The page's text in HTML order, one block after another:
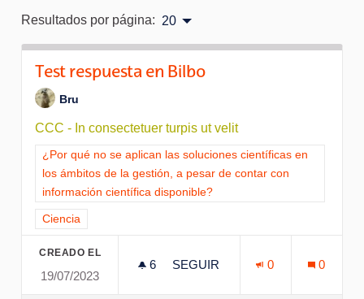
Resultados por página: 20
Test respuesta en Bilbo
Bru
CCC - In consectetuer turpis ut velit
Resultados al filtrar por la categoría: ¿Por qué no se aplican
¿Por qué no se aplican las soluciones científicas en
los ámbitos de la gestión, a pesar de contar con
información científica disponible?
Resultados al filtrar por el tema: Ciencia
Ciencia
CREADO EL
19/07/2023
6 6 SEGUIDORAS
SEGUIR
0 0